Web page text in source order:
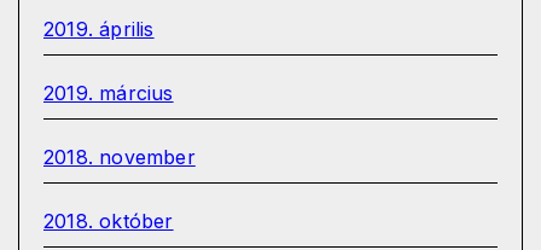
2019. április
2019. március
2018. november
2018. október